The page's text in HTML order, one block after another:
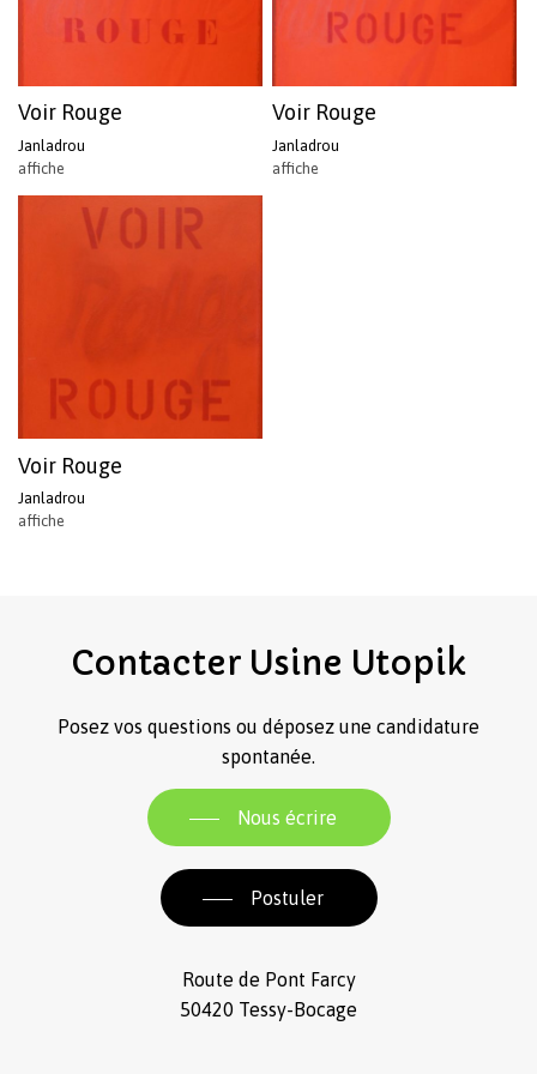
Votre panier est vide.
Voir Rouge
Janladrou
affiche
Voir Rouge
Janladrou
affiche
Voir Rouge
Janladrou
affiche
Contacter Usine Utopik
Posez vos questions ou déposez une candidature
spontanée.
Nous écrire
Postuler
Route de Pont Farcy
50420 Tessy-Bocage